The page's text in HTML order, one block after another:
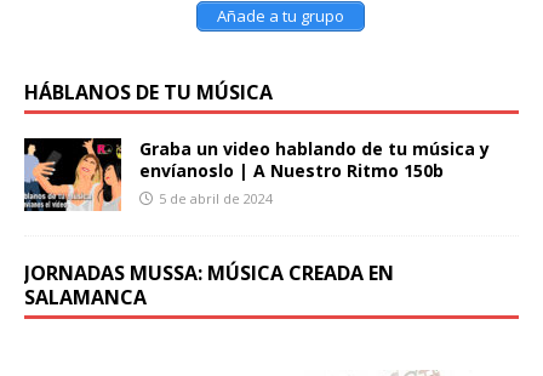
Añade a tu grupo
HÁBLANOS DE TU MÚSICA
Graba un video hablando de tu música y
envíanoslo | A Nuestro Ritmo 150b
5 de abril de 2024
JORNADAS MUSSA: MÚSICA CREADA EN
SALAMANCA